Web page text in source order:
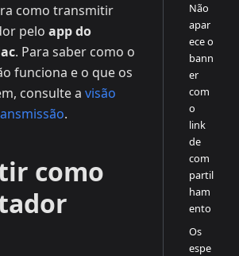
como transmitir
pelo app do
. Para saber como o
funciona e o que os
consulte a visão
.
como
Não
apar
ece o
bann
er
com
o
link
de
com
partil
ham
ento
Os
espe